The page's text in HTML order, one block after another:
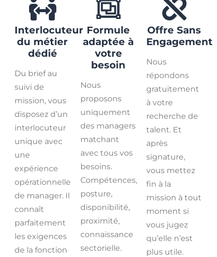
Interlocuteur
du métier
dédié
Du brief au
suivi de
mission, vous
disposez d’un
interlocuteur
unique avec
une
expérience
opérationnelle
de manager. Il
connaît
parfaitement
les exigences
de la fonction
Formule
adaptée à
votre
besoin
Nous
proposons
uniquement
des managers
matchant
avec tous vos
besoins.
Compétences,
posture,
disponibilité,
proximité,
connaissance
sectorielle.
Offre Sans
Engagement
Nous
répondons
gratuitement
à votre
recherche de
talent. Et
après
signature,
vous mettez
fin à la
mission à tout
moment si
vous jugez
qu’elle n’est
plus utile.